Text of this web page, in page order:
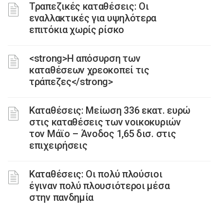
Τραπεζικές καταθέσεις: Οι
εναλλακτικές για υψηλότερα
επιτόκια χωρίς ρίσκο
<strong>Η απόσυρση των
καταθέσεων χρεοκοπεί τις
τράπεζες</strong>
Καταθέσεις: Μείωση 336 εκατ. ευρώ
στις καταθέσεις των νοικοκυριών
τον Μάϊο – Άνοδος 1,65 δισ. στις
επιχειρήσεις
Καταθέσεις: Οι πολύ πλούσιοι
έγιναν πολύ πλουσιότεροι μέσα
στην πανδημία